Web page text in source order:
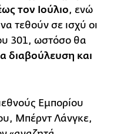
τον Ιούλιο, ενώ
τεθούν σε ισχύ οι
301, ωστόσο θα
διαβούλευση και
Εμπορίου
Μπέρντ Λάνγκε,